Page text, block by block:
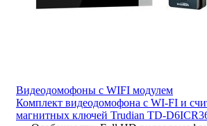
Видеодомофоны c WIFI модулем
Комплект видеодомофона с WI-FI и
магнитных ключей Trudian TD-